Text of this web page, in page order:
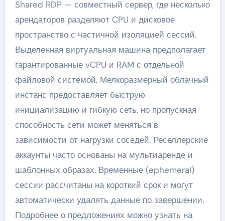
Shared RDP — совместный сервер, где несколько
арендаторов разделяют CPU и дисковое
пространство с частичной изоляцией сессий.
Выделенная виртуальная машина предполагает
гарантированные vCPU и RAM с отдельной
файловой системой. Мелкоразмерный облачный
инстанс предоставляет быструю
инициализацию и гибкую сеть, но пропускная
способность сети может меняться в
зависимости от нагрузки соседей. Реселлерские
аккаунты часто основаны на мультиаренде и
шаблонных образах. Временные (ephemeral)
сессии рассчитаны на короткий срок и могут
автоматически удалять данные по завершении.
Подробнее о предложениях можно узнать на